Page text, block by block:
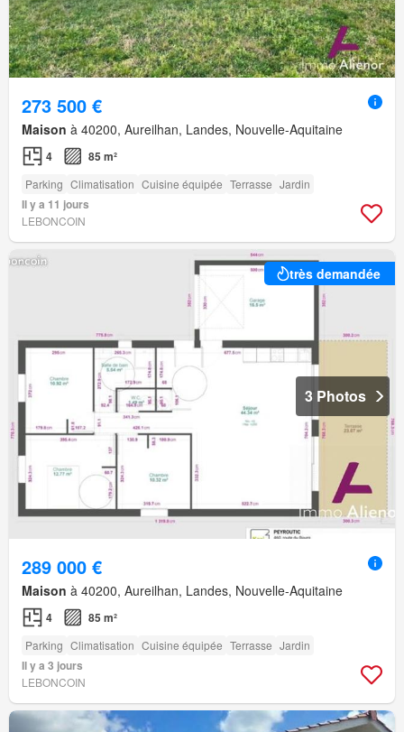
273 500 €
Maison à 40200, Aureilhan, Landes, Nouvelle-Aquitaine
4 85 m²
Parking Climatisation Cuisine équipée Terrasse Jardin
Il y a 11 jours
LEBONCOIN
très demandée
3 Photos
289 000 €
Maison à 40200, Aureilhan, Landes, Nouvelle-Aquitaine
4 85 m²
Parking Climatisation Cuisine équipée Terrasse Jardin
Il y a 3 jours
LEBONCOIN